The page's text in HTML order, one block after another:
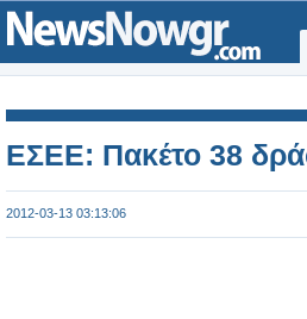
ΕΣΕΕ: Πακέτο 38
2012-03-13 03:13:06